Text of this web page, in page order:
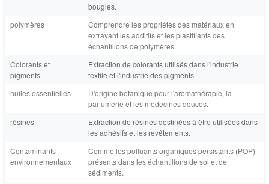
bougies.
polymères
Comprendre les propriétés des matériaux en
extrayant les additifs et les plastifiants des
échantillons de polymères.
Colorants et
pigments
Extraction de colorants utilisés dans l'industrie
textile et l'industrie des pigments.
huiles essentielles
D'origine botanique pour l'aromathérapie, la
parfumerie et les médecines douces.
résines
Extraction de résines destinées à être utilisées dans
les adhésifs et les revêtements.
Contaminants
environnementaux
Comme les polluants organiques persistants (POP)
présents dans les échantillons de sol et de
sédiments.